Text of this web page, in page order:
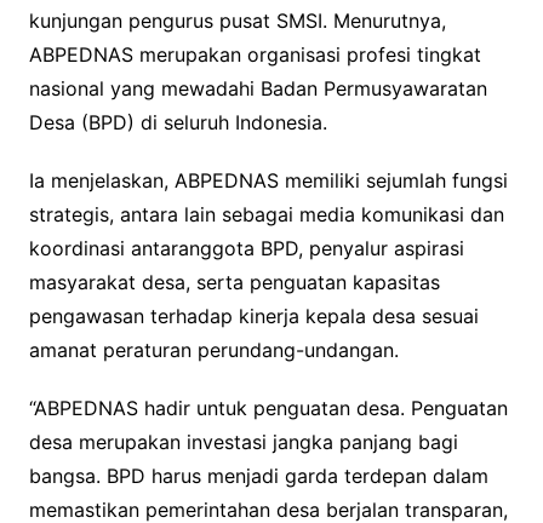
kunjungan pengurus pusat SMSI. Menurutnya,
ABPEDNAS merupakan organisasi profesi tingkat
nasional yang mewadahi Badan Permusyawaratan
Desa (BPD) di seluruh Indonesia.
Ia menjelaskan, ABPEDNAS memiliki sejumlah fungsi
strategis, antara lain sebagai media komunikasi dan
koordinasi antaranggota BPD, penyalur aspirasi
masyarakat desa, serta penguatan kapasitas
pengawasan terhadap kinerja kepala desa sesuai
amanat peraturan perundang-undangan.
“ABPEDNAS hadir untuk penguatan desa. Penguatan
desa merupakan investasi jangka panjang bagi
bangsa. BPD harus menjadi garda terdepan dalam
memastikan pemerintahan desa berjalan transparan,